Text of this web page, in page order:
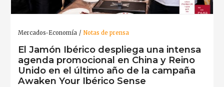
Mercados-Economía Notas de prensa
El Jamón Ibérico despliega una intensa
agenda promocional en China y Reino
Unido en el último año de la campaña
Awaken Your Ibérico Sense